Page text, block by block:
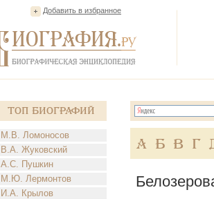
Добавить в избранное
Топ Биографий
М.В. Ломоносов
В.А. Жуковский
А.С. Пушкин
М.Ю. Лермонтов
И.А. Крылов
А Б В Г